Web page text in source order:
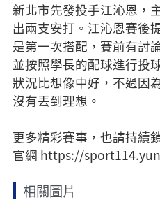
新北市先發投手江沁恩，
出兩支安打。江沁恩賽後
是第一次搭配，賽前有討
並按照學長的配球進行投
狀況比想像中好，不過因
沒有丟到理想。
更多精彩賽事，也請持續
官網 https://
相關圖片